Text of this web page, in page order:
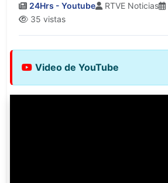
24Hrs - Youtube RTVE Noticias
35 vistas
Video de YouTube